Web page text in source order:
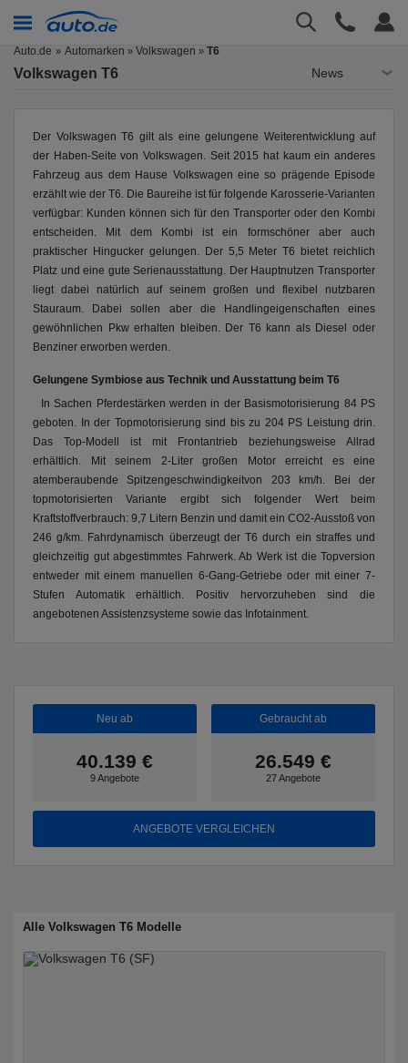
Auto.de Automarken » Volkswagen » T6
Volkswagen T6 News
Der Volkswagen T6 gilt als eine gelungene Weiterentwicklung auf
der Haben-Seite von Volkswagen. Seit 2015 hat kaum ein anderes
Fahrzeug aus dem Hause Volkswagen eine so prägende Episode
erzählt wie der T6. Die Baureihe ist für folgende Karosserie-Varianten
verfügbar: Kunden können sich für den Transporter oder den Kombi
entscheiden. Mit dem Kombi ist ein formschöner aber auch
praktischer Hingucker gelungen. Der 5,5 Meter T6 bietet reichlich
Platz und eine gute Serienausstattung. Der Hauptnutzen Transporter
liegt dabei natürlich auf seinem großen und flexibel nutzbaren
Stauraum. Dabei sollen aber die Handlingeigenschaften eines
gewöhnlichen Pkw erhalten bleiben. Der T6 kann als Diesel oder
Benziner erworben werden.
Gelungene Symbiose aus Technik und Ausstattung beim T6
In Sachen Pferdestärken werden in der Basismotorisierung 84 PS
geboten. In der Topmotorisierung sind bis zu 204 PS Leistung drin.
Das Top-Modell ist mit Frontantrieb beziehungsweise Allrad
erhältlich. Mit seinem 2-Liter großen Motor erreicht es eine
atemberaubende Spitzengeschwindigkeitvon 203 km/h. Bei der
topmotorisierten Variante ergibt sich folgender Wert beim
Kraftstoffverbrauch: 9,7 Litern Benzin und damit ein CO2-Ausstoß von
246 g/km. Fahrdynamisch überzeugt der T6 durch ein straffes und
gleichzeitig gut abgestimmtes Fahrwerk. Ab Werk ist die Topversion
entweder mit einem manuellen 6-Gang-Getriebe oder mit einer 7-
Stufen Automatik erhältlich. Positiv hervorzuheben sind die
angebotenen Assistenzsysteme sowie das Infotainment.
Neu ab
40.139 €
9 Angebote
Gebraucht ab
26.549 €
27 Angebote
ANGEBOTE VERGLEICHEN
Alle Volkswagen T6 Modelle